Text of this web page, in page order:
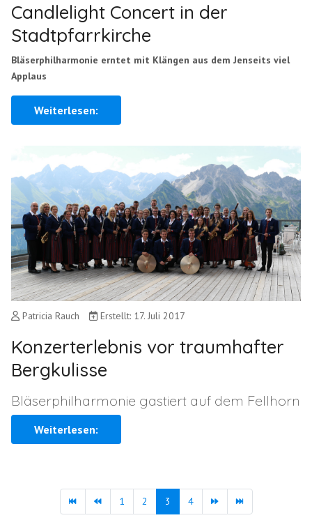
Candlelight Concert in der
Stadtpfarrkirche
Bläserphilharmonie erntet mit Klängen aus dem Jenseits viel
Applaus
Weiterlesen:
Patricia Rauch Erstellt: 17. Juli 2017
Konzerterlebnis vor traumhafter
Bergkulisse
Bläserphilharmonie gastiert auf dem Fellhorn
Weiterlesen:
1 2 3 4